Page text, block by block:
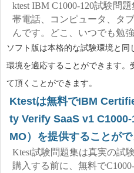
ktest IBM C1000-120試験問
帯電話、コンピュータ、タ
んです。どこ、いつでも勉強
ソフト版は本格的な試験環境と
環境を適応することができます。
て頂くことができます。
Ktestは無料でIBM
ty Verify SaaS v1
MO）を提供することがで
Ktest試験問題集は真実の試
購入する前に、無料で